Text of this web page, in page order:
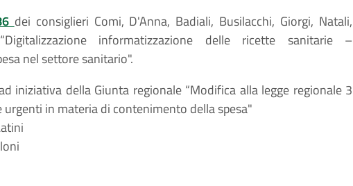
dei consiglieri Comi, D'Anna, Badiali, Busilacchi, Giorgi, Natali,
informatizzazione delle ricette sanitarie –
nel settore sanitario".
iniziativa della Giunta regionale “Modifica alla legge regionale 3
in materia di contenimento della spesa"